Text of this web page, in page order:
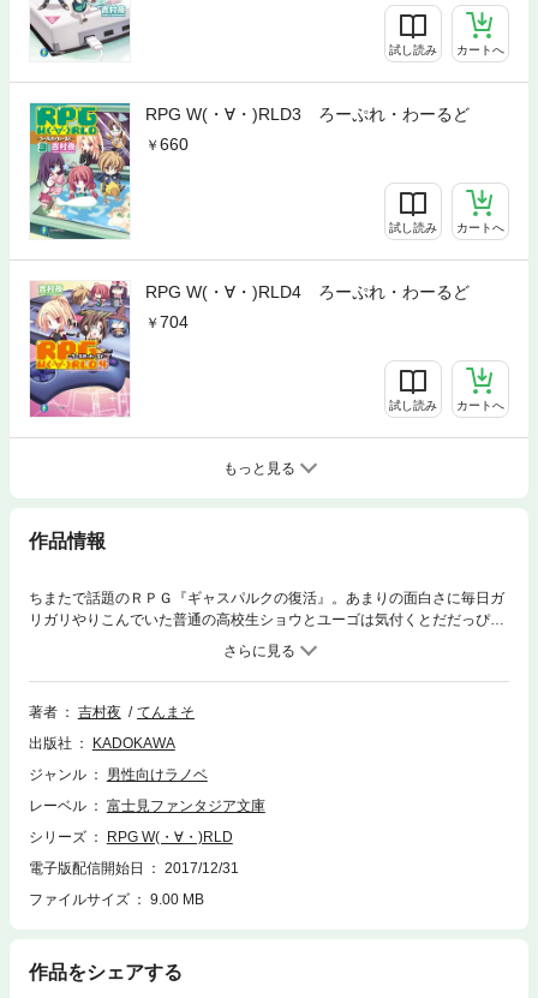
試し読み カートへ
RPG W(・∀・)RLD3 ろーぷれ・わーるど
660
試し読み カートへ
RPG W(・∀・)RLD4 ろーぷれ・わーるど
704
試し読み カートへ
もっと見る
作品情報
ちまたで話題のＲＰＧ『ギャスパルクの復活』。あまりの面白さに毎日ガ
リガリやりこんでいた普通の高校生ショウとユーゴは気付くとだだっぴろ
い原っぱにいた。え～っとここってどこなの？ ドタバタクエスト開始！
著者 吉村夜
てんまそ
出版社
KADOKAWA
ジャンル
男性向けラノベ
レーベル
富士見ファンタジア文庫
シリーズ
RPG W(・∀・)RLD
電子版配信開始日
2017/12/31
ファイルサイズ
9.00 MB
作品をシェアする